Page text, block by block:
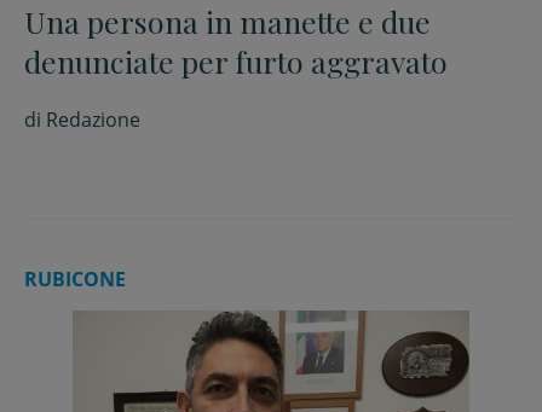
Una persona in manette e due
denunciate per furto aggravato
di Redazione
RUBICONE